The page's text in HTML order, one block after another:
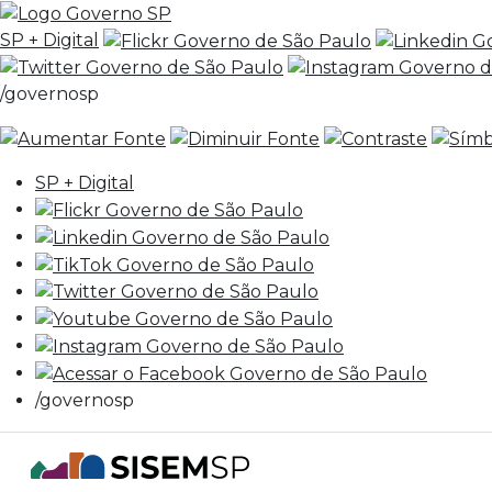
SP + Digital
/governosp
SP + Digital
/governosp